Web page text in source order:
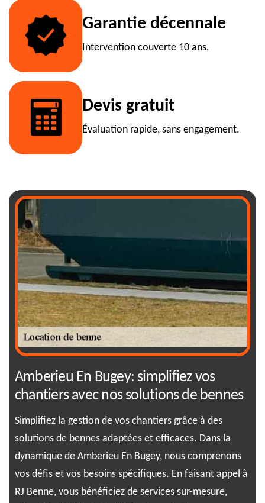
Garantie décennale
Intervention couverte 10 ans.
Devis gratuit
Évaluation rapide, sans engagement.
Amberieu En Bugey: simplifiez vos
chantiers avec nos solutions de bennes
Simplifiez la gestion de vos chantiers grâce à des
solutions de bennes adaptées et efficaces. Dans la
dynamique de Amberieu En Bugey, nous comprenons
vos défis et vos besoins spécifiques. En faisant appel à
RJ Benne, vous bénéficiez de services sur-mesure,